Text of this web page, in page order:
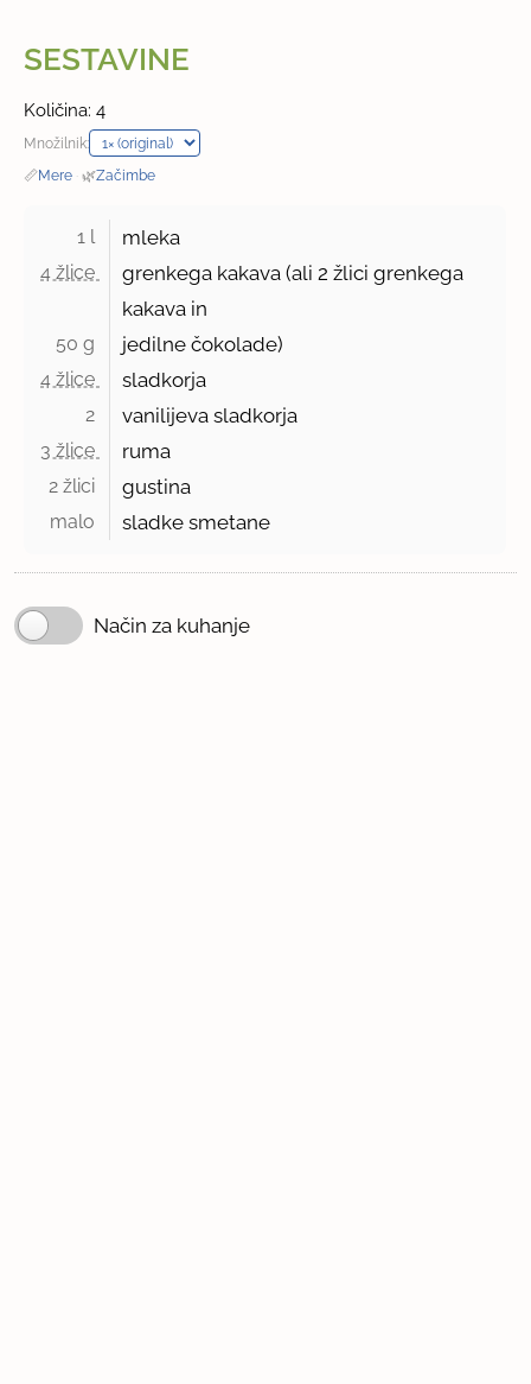
SESTAVINE
Količina: 4
Množilnik:
📏Mere · 🌿Začimbe
1 l mleka
4 žlice
grenkega kakava (ali 2 žlici grenkega
kakava in
50 g jedilne čokolade)
4 žlice sladkorja
2 vanilijeva sladkorja
3 žlice ruma
2 žlici gustina
malo sladke smetane
Način za kuhanje